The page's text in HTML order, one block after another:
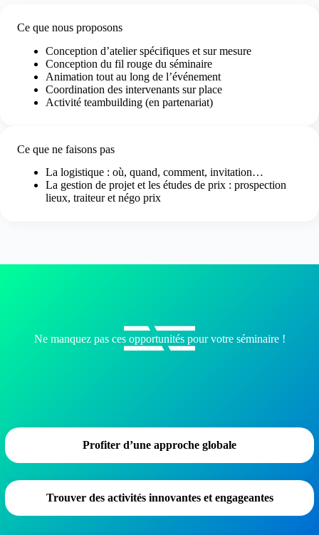
Ce que nous proposons
Conception d’atelier spécifiques et sur mesure
Conception du fil rouge du séminaire
Animation tout au long de l’événement
Coordination des intervenants sur place
Activité teambuilding (en partenariat)
Ce que ne faisons pas
La logistique : où, quand, comment, invitation…
La gestion de projet et les études de prix : prospection
lieux, traiteur et négo prix
Ne manquez pas ces opportunités pour votre séminaire !
Profiter d’une approche globale
Trouver des activités innovantes et engageantes